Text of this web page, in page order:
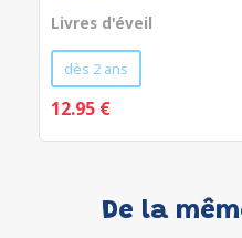
Livres d'éveil
dès 2 ans
12.95 €
De la